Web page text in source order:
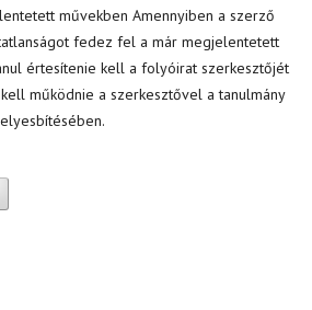
művekben Amennyiben a szerző
fedez fel a már megjelentetett
értesítenie kell a folyóirat szerkesztőjét
működnie a szerkesztővel a tanulmány